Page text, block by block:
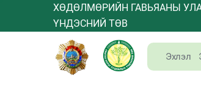
ХӨДӨЛМӨРИЙН ГАВЬЯАНЫ
ҮНДЭСНИЙ ТӨВ
Эхлэл